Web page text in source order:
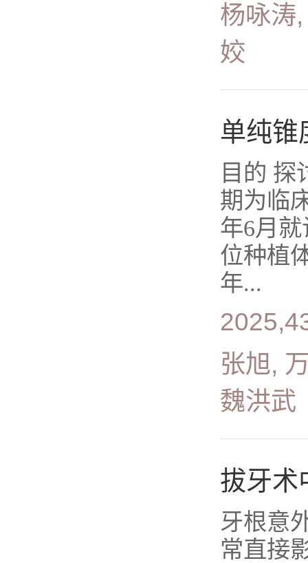
杨咏涛
姣
单纯锥
目的 探
期为临
年6月
位种植
年...
张旭,
魏洪武
拔牙术
牙根意
常直接